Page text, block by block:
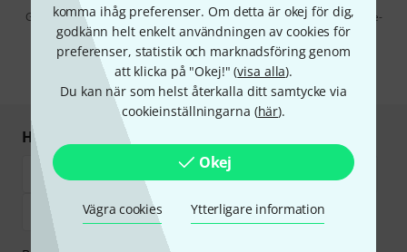
komma ihåg preferenser. Om detta är okej för dig,
godkänn helt enkelt användningen av cookies för
preferenser, statistik och marknadsföring genom
att klicka på "Okej!" (visa alla).
Du kan när som helst återkalla ditt samtycke via
cookieinställningarna (här).
Okej
Vägra cookies Ytterligare information
Genom att klicka på "Registrera dig nu" samtycker jag till att ta emot e-
postreklam. Avregistrering är möjlig när som helst. Du finner mer
information om nyhetsbrevet i vårsekretesspolicy.
* Nödvändig
Handla och betala säkert